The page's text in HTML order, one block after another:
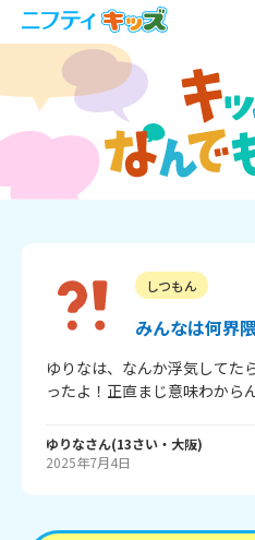
しつもん
みんなは何界
ゆりなは、なんか浮気してた
ゆりなさん(13さい・ 大阪)
2025年7月4日